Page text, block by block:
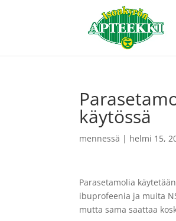
käytössä
mennessä | helmi 15,
Parasetamolia
ibuprofeenia ja muita
mutta sama saattaa